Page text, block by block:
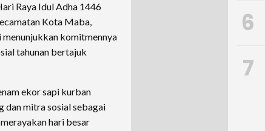
Raya Idul Adha 1446
Kota Maba,
komitmennya
tahunan bertajuk
ekor sapi kurban
dan mitra sosial sebagai
hari besar
6
7